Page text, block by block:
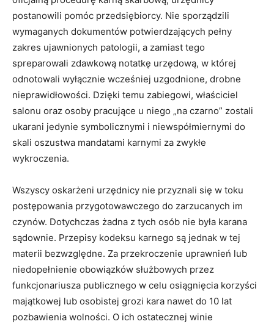
postanowili pomóc przedsiębiorcy. Nie sporządzili
wymaganych dokumentów potwierdzających pełny
zakres ujawnionych patologii, a zamiast tego
spreparowali zdawkową notatkę urzędową, w której
odnotowali wyłącznie wcześniej uzgodnione, drobne
nieprawidłowości. Dzięki temu zabiegowi, właściciel
salonu oraz osoby pracujące u niego „na czarno” zostali
ukarani jedynie symbolicznymi i niewspółmiernymi do
skali oszustwa mandatami karnymi za zwykłe
wykroczenia.
Wszyscy oskarżeni urzędnicy nie przyznali się w toku
postępowania przygotowawczego do zarzucanych im
czynów. Dotychczas żadna z tych osób nie była karana
sądownie. Przepisy kodeksu karnego są jednak w tej
materii bezwzględne. Za przekroczenie uprawnień lub
niedopełnienie obowiązków służbowych przez
funkcjonariusza publicznego w celu osiągnięcia korzyści
majątkowej lub osobistej grozi kara nawet do 10 lat
pozbawienia wolności. O ich ostatecznej winie